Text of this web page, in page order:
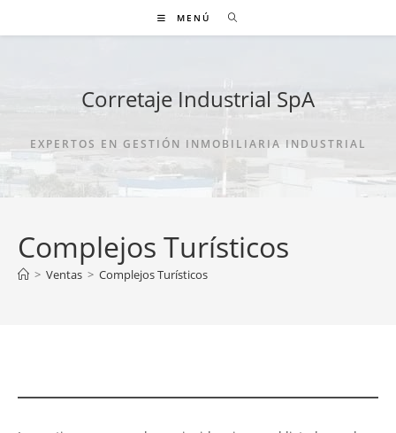
al
MENÚ
Corretaje Industrial SpA
EXPERTOS EN GESTIÓN INMOBILIARIA INDUSTRIAL
Complejos Turísticos
> Ventas > Complejos Turísticos